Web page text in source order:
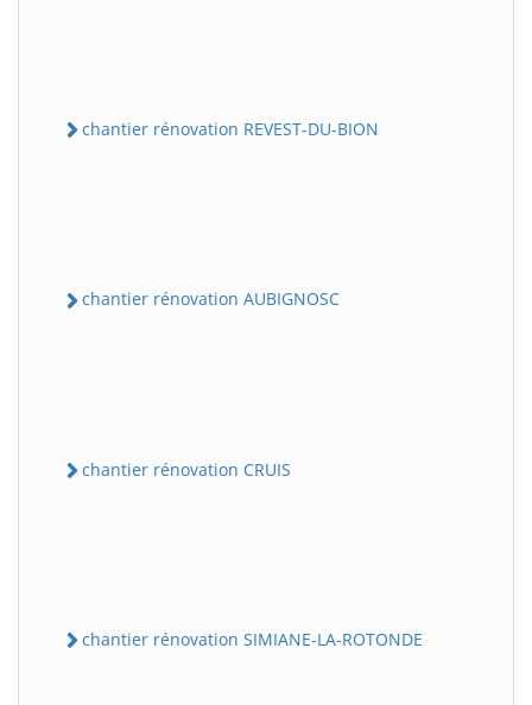
chantier rénovation REVEST-DU-BION
chantier rénovation AUBIGNOSC
chantier rénovation CRUIS
chantier rénovation SIMIANE-LA-ROTONDE